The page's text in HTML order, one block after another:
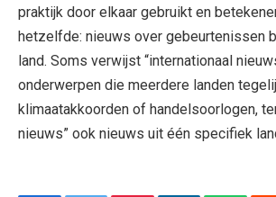
praktijk door elkaar gebruikt en
hetzelfde: nieuws over gebeurtenissen
land. Soms verwijst “internationaal
onderwerpen die meerdere landen
klimaatakkoorden of handelsoorlogen,
nieuws” ook nieuws uit één specifiek